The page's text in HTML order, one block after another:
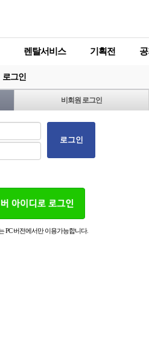
렌탈서비스 기획전
로그인
비회원 로그인
로그인
PC 버전에서만 이용가능합니다.